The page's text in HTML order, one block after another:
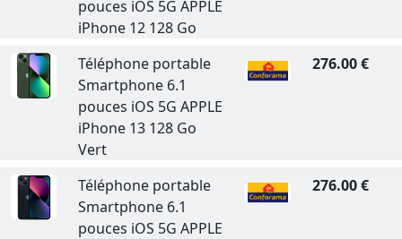
pouces iOS 5G APPLE
iPhone 12 128 Go
Téléphone portable
Smartphone 6.1
pouces iOS 5G APPLE
iPhone 13 128 Go
Vert
276.00 €
Téléphone portable
Smartphone 6.1
pouces iOS 5G APPLE
276.00 €